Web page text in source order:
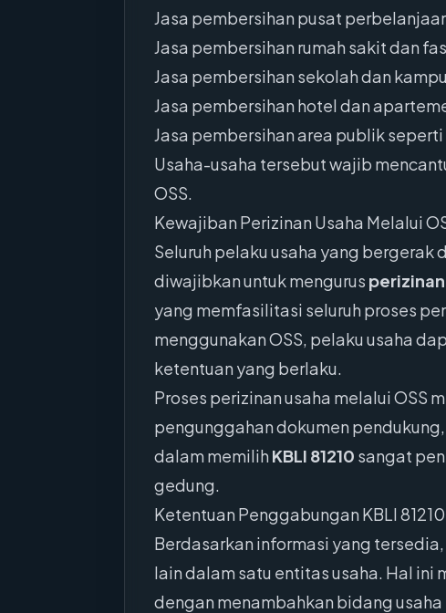
Jasa pembersihan pusat
Jasa pembersihan rumah sakit dan
Jasa pembersihan sekolah dan
Jasa pembersihan hotel dan
Jasa pembersihan area publik
Usaha-usaha tersebut wajib
OSS.
Kewajiban Perizinan Usaha Melalui
Seluruh pelaku usaha yang
diwajibkan untuk mengurus perizinan
yang memfasilitasi seluruh proses
menggunakan OSS, pelaku usaha
ketentuan yang berlaku.
Proses perizinan usaha melalui OSS
pengunggahan dokumen
dalam memilih KBLI 81210 sangat
gedung.
Ketentuan Penggabungan KBLI 81210
Berdasarkan informasi yang
lain dalam satu entitas usaha. Hal
dengan menambahkan bidang